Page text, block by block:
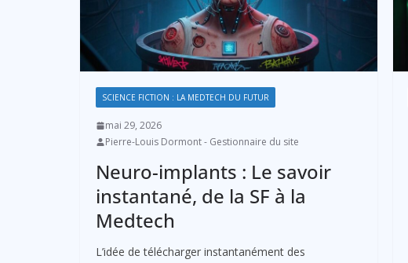
SCIENCE FICTION : LA MEDTECH DU FUTUR
mai 29, 2026
Pierre-Louis Dormont - Gestionnaire du site
Neuro-implants : Le savoir
instantané, de la SF à la
Medtech
L’idée de télécharger instantanément des